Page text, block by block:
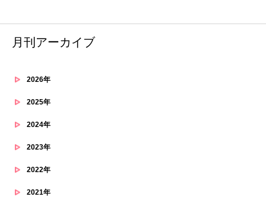
月刊アーカイブ
2026年
2025年
2024年
2023年
2022年
2021年